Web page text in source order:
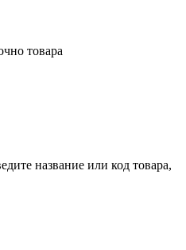
товара
название или код товара,